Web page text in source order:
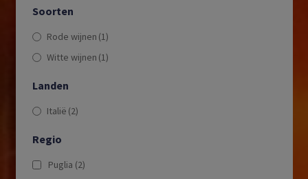
Soorten
Rode wijnen (1)
Witte wijnen (1)
Landen
Italië (2)
Regio
Puglia (2)